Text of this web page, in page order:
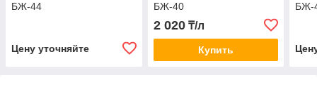
БЖ-44
Цену уточняйте
БЖ-40
2 020₸/л
Купить
БЖ-